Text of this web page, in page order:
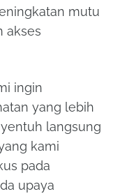
mutu
akses
ingin
yang lebih
langsung
kami
pada
upaya